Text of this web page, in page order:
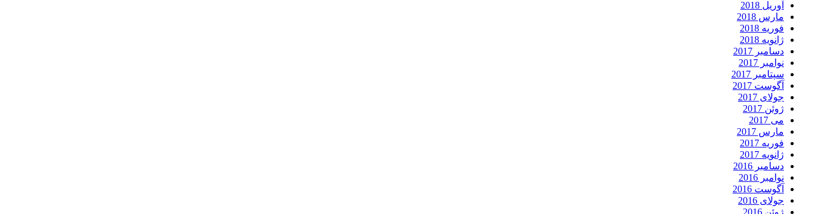
آوریل 2018
مارس 2018
فوریه 2018
ژانویه 2018
دسامبر 2017
نوامبر 2017
سپتامبر 2017
آگوست 2017
جولای 2017
ژوئن 2017
می 2017
مارس 2017
فوریه 2017
ژانویه 2017
دسامبر 2016
نوامبر 2016
آگوست 2016
جولای 2016
ژوئن 2016